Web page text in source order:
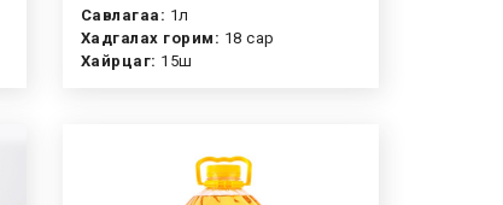
Савлагаа: 1л
Хадгалах горим: 18 сар
Хайрцаг: 15ш